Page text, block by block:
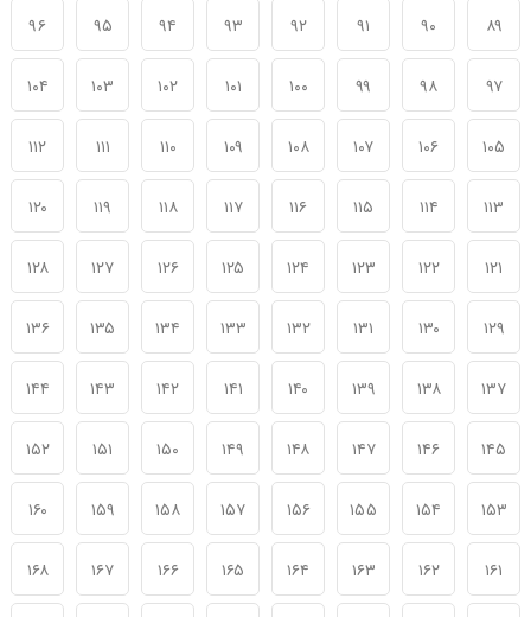
۸۹ ۹۰ ۹۱ ۹۲ ۹۳ ۹۴ ۹۵ ۹۶
۹۷ ۹۸ ۹۹ ۱۰۰ ۱۰۱ ۱۰۲ ۱۰۳ ۱۰۴
۱۰۵ ۱۰۶ ۱۰۷ ۱۰۸ ۱۰۹ ۱۱۰ ۱۱۱ ۱۱۲
۱۱۳ ۱۱۴ ۱۱۵ ۱۱۶ ۱۱۷ ۱۱۸ ۱۱۹ ۱۲۰
۱۲۱ ۱۲۲ ۱۲۳ ۱۲۴ ۱۲۵ ۱۲۶ ۱۲۷ ۱۲۸
۱۲۹ ۱۳۰ ۱۳۱ ۱۳۲ ۱۳۳ ۱۳۴ ۱۳۵ ۱۳۶
۱۳۷ ۱۳۸ ۱۳۹ ۱۴۰ ۱۴۱ ۱۴۲ ۱۴۳ ۱۴۴
۱۴۵ ۱۴۶ ۱۴۷ ۱۴۸ ۱۴۹ ۱۵۰ ۱۵۱ ۱۵۲
۱۵۳ ۱۵۴ ۱۵۵ ۱۵۶ ۱۵۷ ۱۵۸ ۱۵۹ ۱۶۰
۱۶۱ ۱۶۲ ۱۶۳ ۱۶۴ ۱۶۵ ۱۶۶ ۱۶۷ ۱۶۸